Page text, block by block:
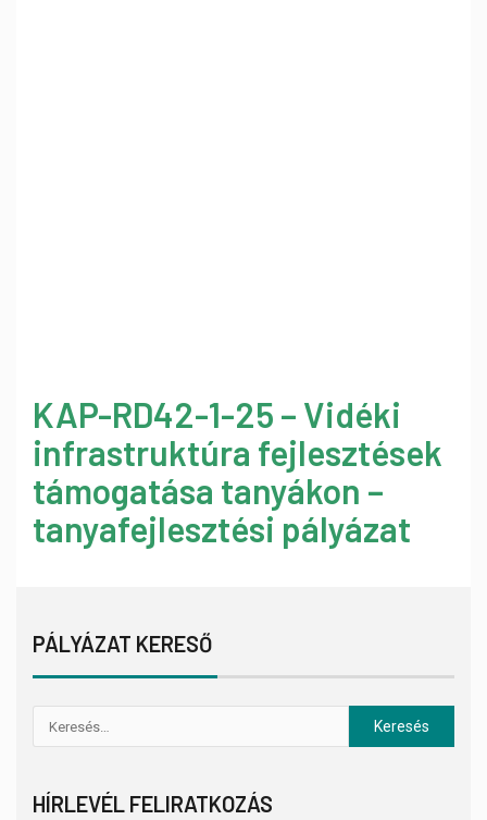
KAP-RD42-1-25 – Vidéki
infrastruktúra fejlesztések
támogatása tanyákon –
tanyafejlesztési pályázat
PÁLYÁZAT KERESŐ
HÍRLEVÉL FELIRATKOZÁS